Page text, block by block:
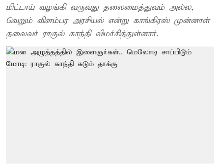
மிட்டாய் வழங்கி வருவது தலைமைத்துவம் அல்ல,
வெறும் விளம்பர அரசியல் என்று காங்கிரஸ் முன்னாள்
தலைவர் ராகுல் காந்தி விமர்சித்துள்ளார்.